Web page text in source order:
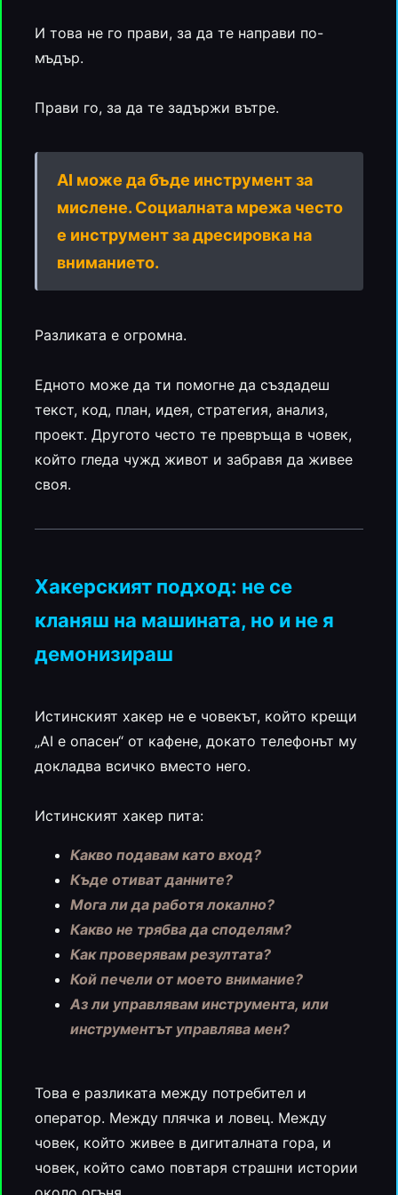
И това не го прави, за да те направи по-
мъдър.
Прави го, за да те задържи вътре.
AI може да бъде инструмент за
мислене. Социалната мрежа често
е инструмент за дресировка на
вниманието.
Разликата е огромна.
Едното може да ти помогне да създадеш
текст, код, план, идея, стратегия, анализ,
проект. Другото често те превръща в човек,
който гледа чужд живот и забравя да живее
своя.
Хакерският подход: не се
кланяш на машината, но и не я
демонизираш
Истинският хакер не е човекът, който крещи
„AI е опасен“ от кафене, докато телефонът му
докладва всичко вместо него.
Истинският хакер пита:
Какво подавам като вход?
Къде отиват данните?
Мога ли да работя локално?
Какво не трябва да споделям?
Как проверявам резултата?
Кой печели от моето внимание?
Аз ли управлявам инструмента, или
инструментът управлява мен?
Това е разликата между потребител и
оператор. Между плячка и ловец. Между
човек, който живее в дигиталната гора, и
човек, който само повтаря страшни истории